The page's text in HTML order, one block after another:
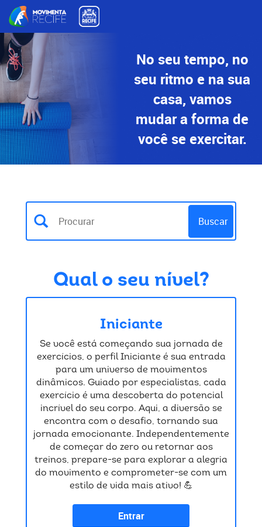
No seu tempo, no
seu ritmo e na sua
casa, vamos
mudar a forma de
você se exercitar.
Buscar
Qual o seu nível?
Iniciante
Se você está começando sua jornada de
exercícios, o perfil Iniciante é sua entrada
para um universo de movimentos
dinâmicos. Guiado por especialistas, cada
exercício é uma descoberta do potencial
incrível do seu corpo. Aqui, a diversão se
encontra com o desafio, tornando sua
jornada emocionante. Independentemente
de começar do zero ou retornar aos
treinos, prepare-se para explorar a alegria
do movimento e comprometer-se com um
estilo de vida mais ativo! 💪
Entrar